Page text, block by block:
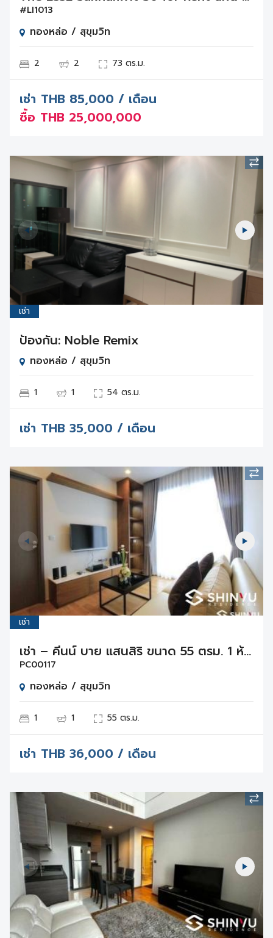
#LI1013
ทองหล่อ / สุขุมวิท
2 2 73 ตร.ม.
เช่า THB 85,000 / เดือน
ซื้อ THB 25,000,000
เช่า
ป้องกัน: Noble Remix
ทองหล่อ / สุขุมวิท
1 1 54 ตร.ม.
เช่า THB 35,000 / เดือน
เช่า
เช่า – คีนน์ บาย แสนสิริ ขนาด 55 ตรม. 1 ห้องนอน 1 ห้องน้ำ บนชั้น 22
PC00117
ทองหล่อ / สุขุมวิท
1 1 55 ตร.ม.
เช่า THB 36,000 / เดือน